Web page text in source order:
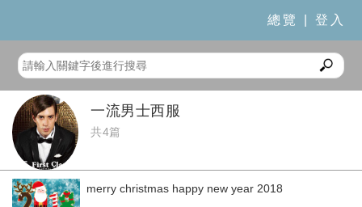
總覽 登入
一流男士西服
共4篇
merry christmas happy new year 2018